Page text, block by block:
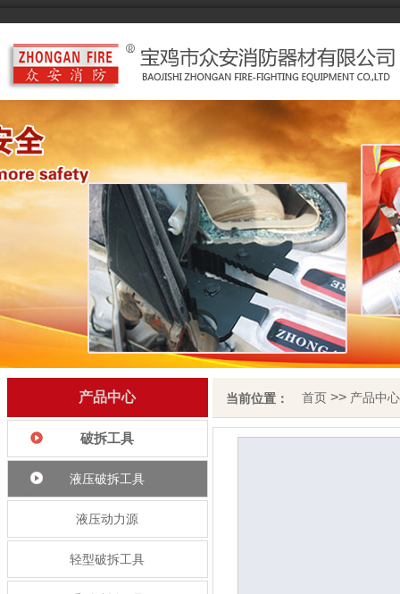
产品中心
破拆工具
液压破拆工具
液压动力源
轻型破拆工具
当前位置： 首页 >> 产品中心